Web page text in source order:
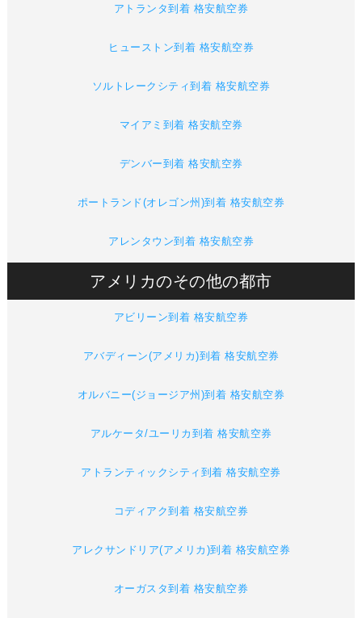
アトランタ到着 格安航空券
ヒューストン到着 格安航空券
ソルトレークシティ到着 格安航空券
マイアミ到着 格安航空券
デンバー到着 格安航空券
ポートランド(オレゴン州)到着 格安航空券
アレンタウン到着 格安航空券
アメリカのその他の都市
アビリーン到着 格安航空券
アバディーン(アメリカ)到着 格安航空券
オルバニー(ジョージア州)到着 格安航空券
アルケータ/ユーリカ到着 格安航空券
アトランティックシティ到着 格安航空券
コディアク到着 格安航空券
アレクサンドリア(アメリカ)到着 格安航空券
オーガスタ到着 格安航空券